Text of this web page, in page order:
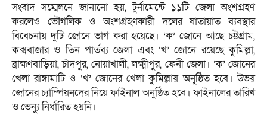
সংবাদ সম্মেলনে জানানো হয়, টুর্নামেন্টে ১১টি জেলা অংশগ্রহণ
করলেও ভৌগলিক ও অংশগ্রহণকারী দলের যাতায়াত ব্যবস্থার
বিবেচনায় দুটি জোনে ভাগ করা হয়েছে। ‘ক’ জোনে আছে চট্টগ্রাম,
কক্সবাজার ও তিন পার্তব্য জেলা এবং ‘খ’ জোনে রয়েছে কুমিল্লা,
ব্রাহ্মণবাড়িয়া, চাঁদপুর, নোয়াখালী, লক্ষ্মীপুর, ফেনী জেলা। ‘ক’ জোনের
খেলা রাঙ্গামাটি ও ‘খ’ জোনের খেলা কুমিল্লায় অনুষ্ঠিত হবে। উভয়
জোনের চ্যাম্পিয়নদের নিয়ে ফাইনাল অনুষ্ঠিত হবে। ফাইনালের তারিখ
ও ভেন্যু নির্ধারিত হয়নি।